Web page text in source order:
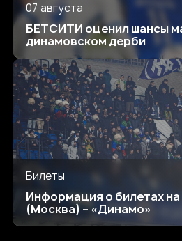
07 августа
БЕТСИТИ оценил шансы
динамовском дерби
Билеты
Информация о билетах
(Москва) – «Динамо»